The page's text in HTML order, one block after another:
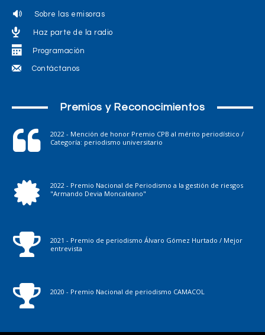
Sobre las emisoras
Haz parte de la radio
Programación
Contáctanos
Premios y Reconocimientos
2022 - Mención de honor Premio CPB al mérito periodístico /
Categoría: periodismo universitario
2022 - Premio Nacional de Periodismo a la gestión de riesgos
"Armando Devia Moncaleano"
2021 - Premio de periodismo Álvaro Gómez Hurtado / Mejor
entrevista
2020 - Premio Nacional de periodismo CAMACOL